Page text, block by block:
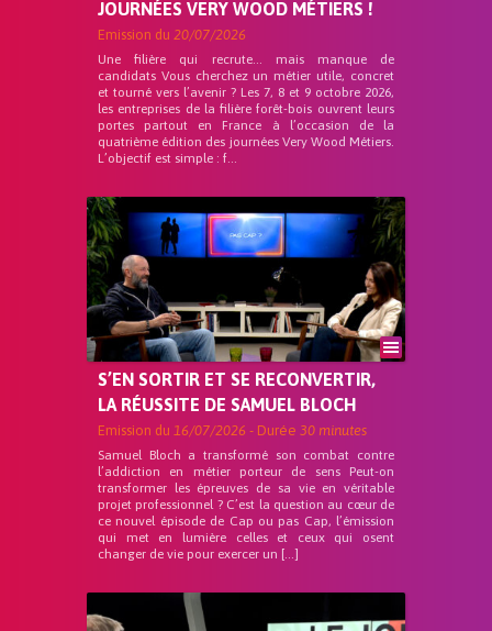
JOURNÉES VERY WOOD MÉTIERS !
Emission du 20/07/2026
Une filière qui recrute… mais manque de
candidats Vous cherchez un métier utile, concret
et tourné vers l’avenir ? Les 7, 8 et 9 octobre 2026,
les entreprises de la filière forêt-bois ouvrent leurs
portes partout en France à l’occasion de la
quatrième édition des journées Very Wood Métiers.
L’objectif est simple : f...
S’EN SORTIR ET SE RECONVERTIR,
LA RÉUSSITE DE SAMUEL BLOCH
Emission du 16/07/2026 - Durée 30 minutes
Samuel Bloch a transformé son combat contre
l’addiction en métier porteur de sens Peut-on
transformer les épreuves de sa vie en véritable
projet professionnel ? C’est la question au cœur de
ce nouvel épisode de Cap ou pas Cap, l’émission
qui met en lumière celles et ceux qui osent
changer de vie pour exercer un […]